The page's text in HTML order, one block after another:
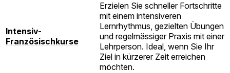
Intensiv-
Französischkurse
Erzielen Sie schneller Fortschritte
mit einem intensiveren
Lernrhythmus, gezielten Übungen
und regelmässiger Praxis mit einer
Lehrperson. Ideal, wenn Sie Ihr
Ziel in kürzerer Zeit erreichen
möchten.